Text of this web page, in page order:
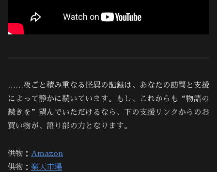
……夜ごと積み重なる怪異の記録は、あなたの訪問と支援
によって静かに続いています。もし、これからも“物語の
続きを”望んでいただけるなら、下の支援リンクからのお
買い物が、語り部の力となります。
供物： Amazon
供物： 楽天市場